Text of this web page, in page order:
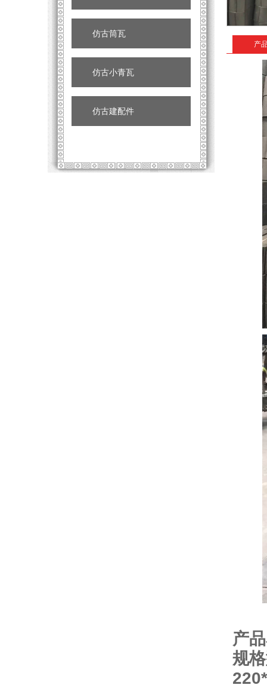
仿古筒瓦
仿古小青瓦
仿古建配件
产
产
规